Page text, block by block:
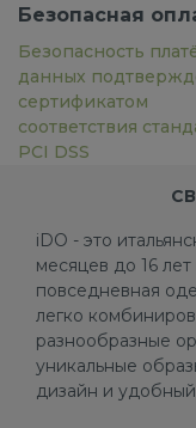
Безопасная
Безопасность
данных
сертификатом
соответствия
PCI DSS
iDO - это
месяцев до 16
повседневная
легко
разнообразные
уникальные
дизайн и